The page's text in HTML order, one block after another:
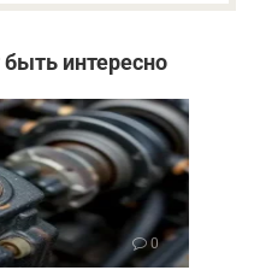
интересно
0